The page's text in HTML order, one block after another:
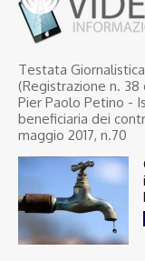
Testata
(Registrazione n.
Pier Paolo Petino -
beneficiaria dei
maggio 2017, n.70